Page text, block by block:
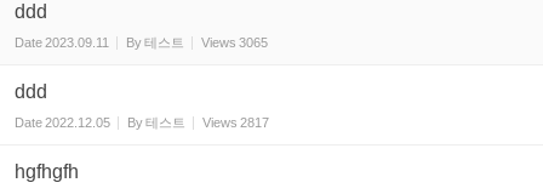
ddd
Date2023.09.11 By테스트 Views 3065
ddd
Date2022.12.05 By테스트 Views 2817
hgfhgfh